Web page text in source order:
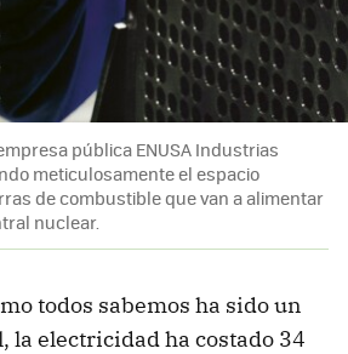
pública ENUSA Industrias
meticulosamente el espacio
de combustible que van a alimentar
nuclear.
todos sabemos ha sido un
la electricidad ha costado 34